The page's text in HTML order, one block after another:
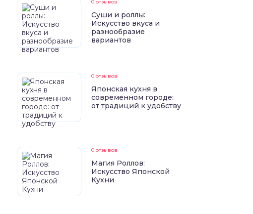
0 отзывов
Суши и роллы:
Искусство вкуса и
разнообразие
вариантов
0 отзывов
Японская кухня в
современном городе:
от традиций к удобству
0 отзывов
Магия Роллов:
Искусство Японской
Кухни